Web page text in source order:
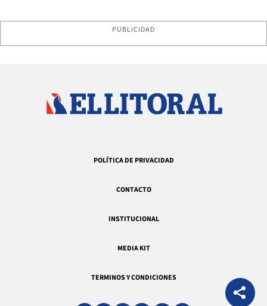
PUBLICIDAD
POLÍTICA DE PRIVACIDAD
CONTACTO
INSTITUCIONAL
MEDIA KIT
TERMINOS Y CONDICIONES